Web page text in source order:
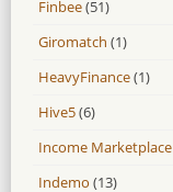
Finbee(51)
Giromatch (1)
HeavyFinance(1)
Hive5(6)
Income Marketplace
Indemo (13)